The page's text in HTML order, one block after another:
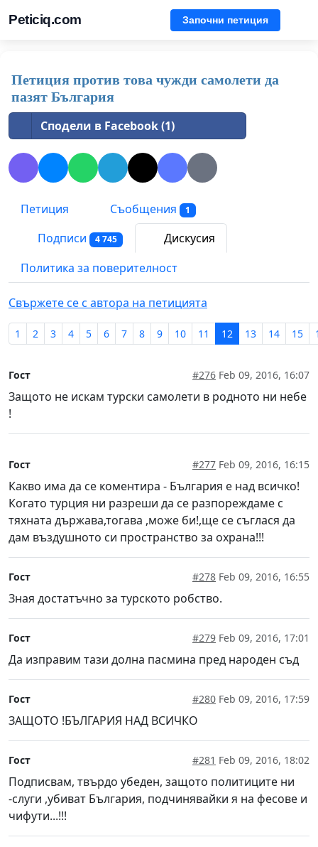
Peticiq.com Започни петиция
Петиция против това чужди самолети да
пазят България
Сподели в Facebook (1)
Петиция Съобщения 1
Подписи 4 745
Дискусия
Политика за поверителност
Свържете се с автора на петицията
1 2 3 4 5 6 7 8 9 10 11 12 13 14 15
Гост #276 Feb 09, 2016, 16:07
Защото не искам турски самолети в родното ни небе
!
Гост #277 Feb 09, 2016, 16:15
Какво има да се коментира - България е над всичко!
Когато турция ни разреши да се разпореждаме с
тяхната държава,тогава ,може би!,ще се съглася да
дам въздушното си пространство за охрана!!!
Гост #278 Feb 09, 2016, 16:55
Зная достатъчно за турското робство.
Гост #279 Feb 09, 2016, 17:01
Да изправим тази долна пасмина пред народен съд
Гост #280 Feb 09, 2016, 17:59
ЗАЩОТО !БЪЛГАРИЯ НАД ВСИЧКО
Гост #281 Feb 09, 2016, 18:02
Подписвам, твърдо убеден, защото политиците ни
-слуги ,убиват България, подчинявайки я на фесове и
чифути...!!!